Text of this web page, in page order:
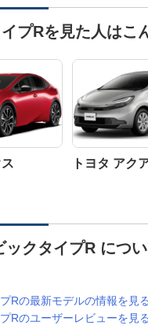
プRを見た人はこ
トヨタ アク
ックタイプR につ
Rの最新モデルの情報を見る
Rのユーザーレビューを見る